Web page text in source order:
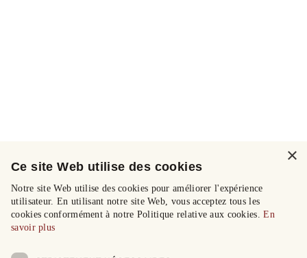
×
Ce site Web utilise des cookies
Notre site Web utilise des cookies pour améliorer l'expérience
utilisateur. En utilisant notre site Web, vous acceptez tous les
cookies conformément à notre Politique relative aux cookies.En
savoir plus